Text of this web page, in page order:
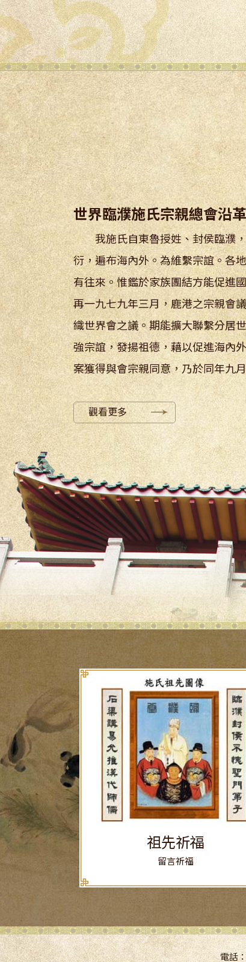
世界臨濮施氏宗親總會沿革
我施氏自東魯授姓、封侯臨濮，
衍，遍布海內外。為維繫宗誼。各
有往來。惟鑑於家族團結方能促進
再一九七九年三月，鹿港之宗親會
織世界會之議。期能擴大聯繫分居
強宗誼，發揚祖德，藉以促進海內
案獲得與會宗親同意，乃於同年九
觀看更多
祖先祈福
留言祈福
電話：